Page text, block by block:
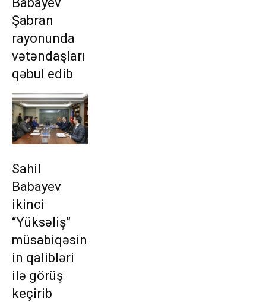
Şabran
rayonunda
vətəndaşları
qəbul edib
Sahil
Babayev
ikinci
“Yüksəliş”
müsabiqəsin
in qalibləri
ilə görüş
keçirib